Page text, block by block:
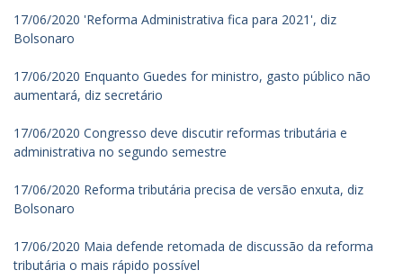
17/06/2020 'Reforma Administrativa fica para 2021', diz
Bolsonaro
17/06/2020 Enquanto Guedes for ministro, gasto público não
aumentará, diz secretário
17/06/2020 Congresso deve discutir reformas tributária e
administrativa no segundo semestre
17/06/2020 Reforma tributária precisa de versão enxuta, diz
Bolsonaro
17/06/2020 Maia defende retomada de discussão da reforma
tributária o mais rápido possível